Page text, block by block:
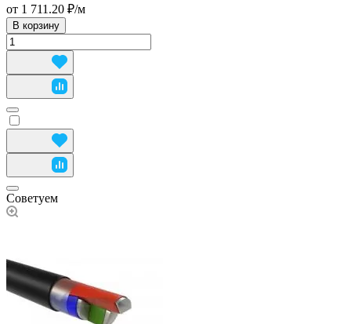
от 1 711.20 ₽/м
В корзину
Советуем